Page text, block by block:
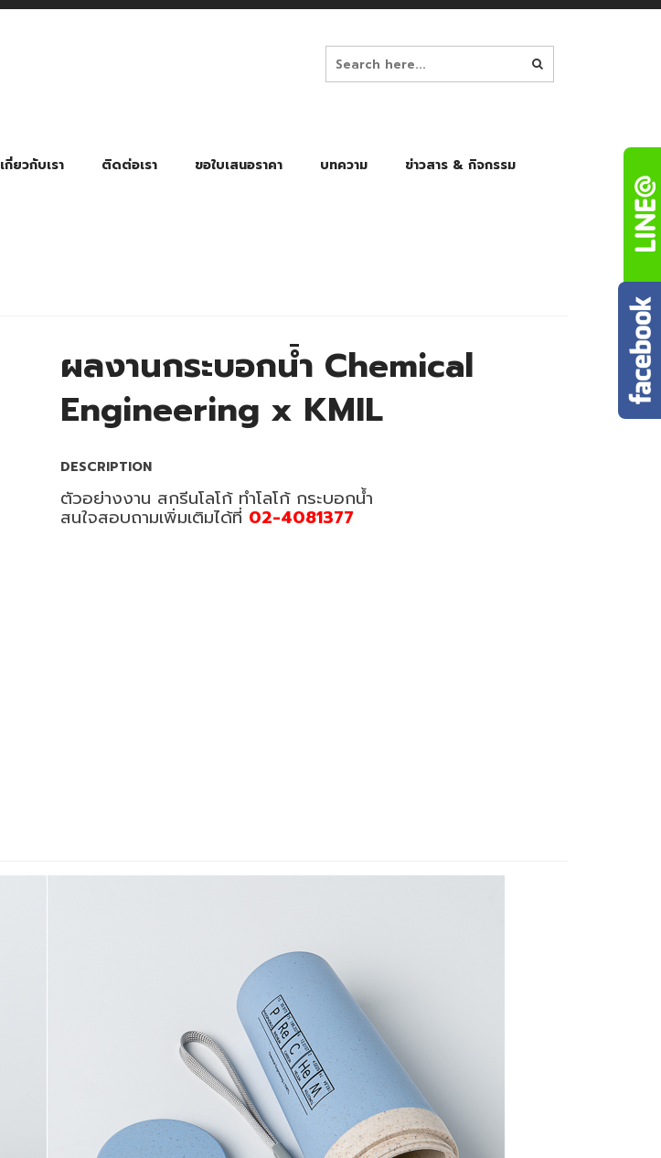
เกี่ยวกับเรา ติดต่อเรา ขอใบเสนอราคา บทความ ข่าวสาร & กิจกรรม
ผลงานกระบอกน้ำ Chemical
Engineering x KMIL
DESCRIPTION
ตัวอย่างงาน สกรีนโลโก้ ทำโลโก้ กระบอกน้ำ
สนใจสอบถามเพิ่มเติมได้ที่ 02-4081377